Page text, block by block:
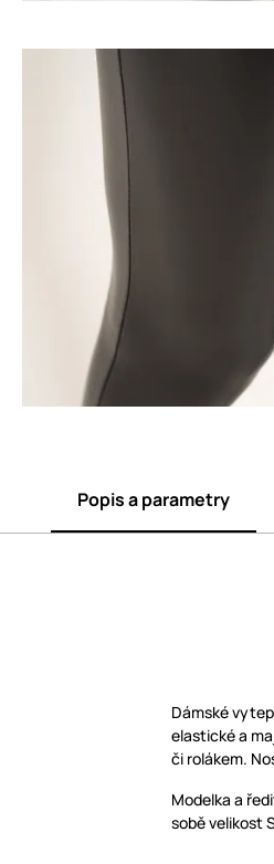
Popis a parametry
Dámské
elastické a
či rolákem.
Modelka a
sobě velikost